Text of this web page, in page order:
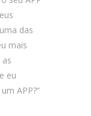
das
mais
eu
APP?”